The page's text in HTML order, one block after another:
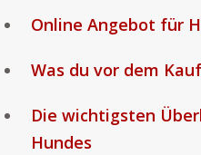
Online Angebot für
Was du vor dem
Die wichtigsten
Hundes